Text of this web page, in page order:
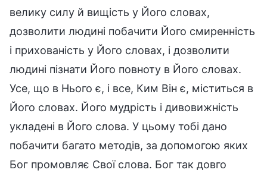
велику силу й вищість у Його словах,
дозволити людині побачити Його смиренність
і прихованість у Його словах, і дозволити
людині пізнати Його повноту в Його словах.
Усе, що в Нього є, і все, Ким Він є, міститься в
Його словах. Його мудрість і дивовижність
укладені в Його слова. У цьому тобі дано
побачити багато методів, за допомогою яких
Бог промовляє Свої слова. Бог так довго